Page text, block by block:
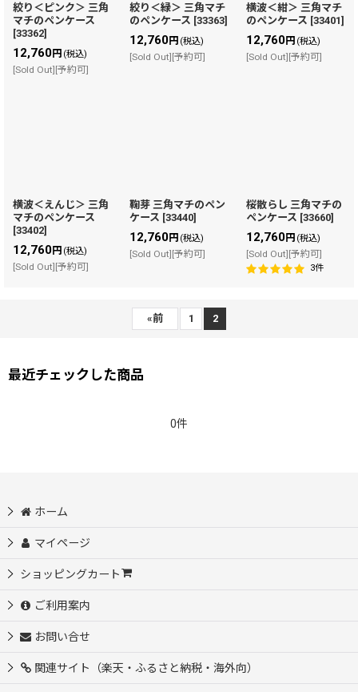
絞り＜ピンク＞ 三角
マチのペンケース
[33362]
12,760円 (税込)
[Sold Out][予約可]
絞り＜緑＞ 三角マチ
のペンケース [33363]
12,760円 (税込)
[Sold Out][予約可]
横波＜紺＞ 三角マチ
のペンケース [33401]
12,760円 (税込)
[Sold Out][予約可]
横波＜えんじ＞ 三角
マチのペンケース
[33402]
12,760円 (税込)
[Sold Out][予約可]
鞠芽 三角マチのペン
ケース [33440]
12,760円 (税込)
[Sold Out][予約可]
桜散らし 三角マチの
ペンケース [33660]
12,760円 (税込)
[Sold Out][予約可]
3件
«前 1 2
最近チェックした商品
0件
ホーム
マイページ
ショッピングカート
ご利用案内
お問い合せ
関連サイト（楽天・ふるさと納税・海外向）